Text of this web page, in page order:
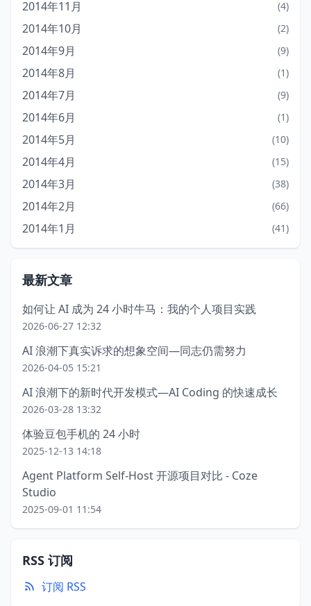
2014年11月 (4)
2014年10月 (2)
2014年9月 (9)
2014年8月 (1)
2014年7月 (9)
2014年6月 (1)
2014年5月 (10)
2014年4月 (15)
2014年3月 (38)
2014年2月 (66)
2014年1月 (41)
最新文章
如何让 AI 成为 24 小时牛马：我的个人项目实践
2026-06-27 12:32
AI 浪潮下真实诉求的想象空间—同志仍需努力
2026-04-05 15:21
AI 浪潮下的新时代开发模式—AI Coding 的快速成长
2026-03-28 13:32
体验豆包手机的 24 小时
2025-12-13 14:18
Agent Platform Self-Host 开源项目对比 - Coze
Studio
2025-09-01 11:54
RSS 订阅
订阅 RSS